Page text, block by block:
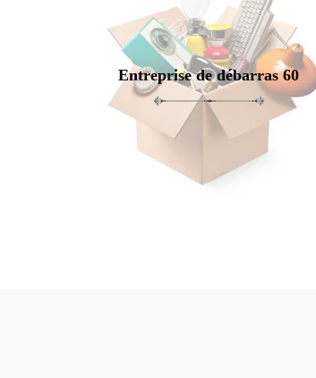
Entreprise de débarras 60